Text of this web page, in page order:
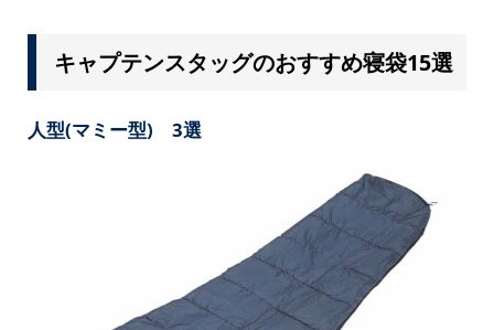
キャプテンスタッグのおすすめ寝袋15選
人型(マミー型) 3選